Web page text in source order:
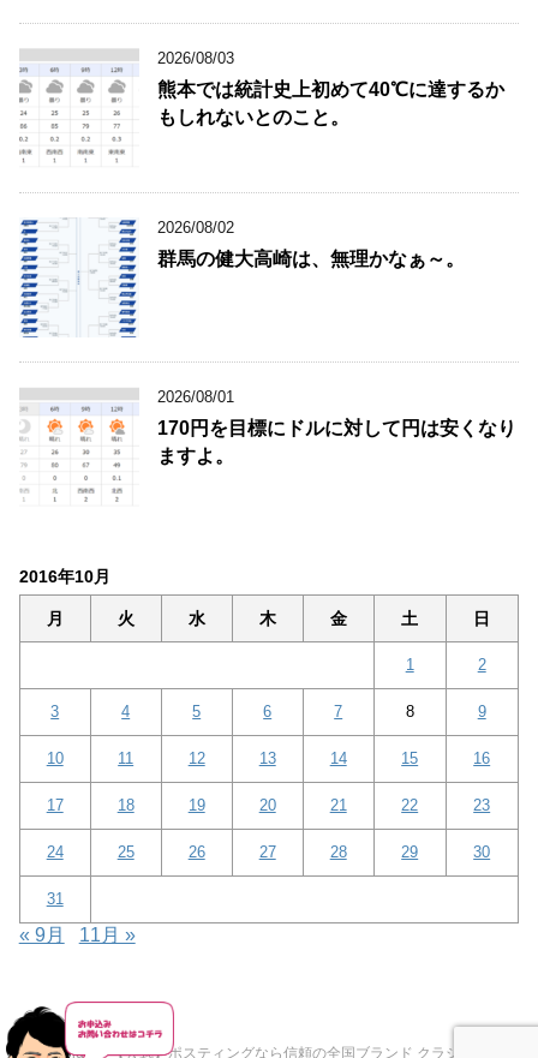
2026/08/03
熊本では統計史上初めて40℃に達するか
もしれないとのこと。
2026/08/02
群馬の健大高崎は、無理かなぁ～。
2026/08/01
170円を目標にドルに対して円は安くなり
ますよ。
2016年10月
月 火 水 木 金 土 日
1 2
3 4 5 6 7 8 9
10 11 12 13 14 15 16
17 18 19 20 21 22 23
24 25 26 27 28 29 30
31
« 9月 11月 »
Copyright© 【公式】ポスティングなら信頼の全国ブランド クラシード® ,